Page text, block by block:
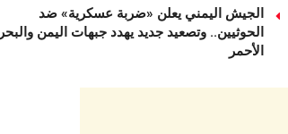
الجيش اليمني يعلن «ضربة عسكرية» ضد
الحوثيين.. وتصعيد جديد يهدد جبهات اليمن والبحر
الأحمر